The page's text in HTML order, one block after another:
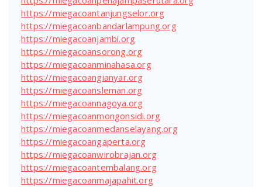
https://miegacoantanjungselor.org
https://miegacoanbandarlampung.org
https://miegacoanjambi.org
https://miegacoansorong.org
https://miegacoanminahasa.org
https://miegacoangianyar.org
https://miegacoansleman.org
https://miegacoannagoya.org
https://miegacoanmongonsidi.org
https://miegacoanmedanselayang.org
https://miegacoangaperta.org
https://miegacoanwirobrajan.org
https://miegacoantembalang.org
https://miegacoanmajapahit.org